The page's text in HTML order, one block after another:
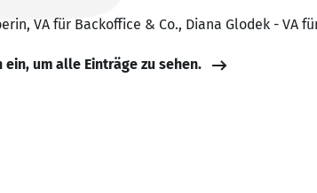
VA für Backoffice & Co., Diana Glodek - VA
ein, um alle Einträge zu sehen.